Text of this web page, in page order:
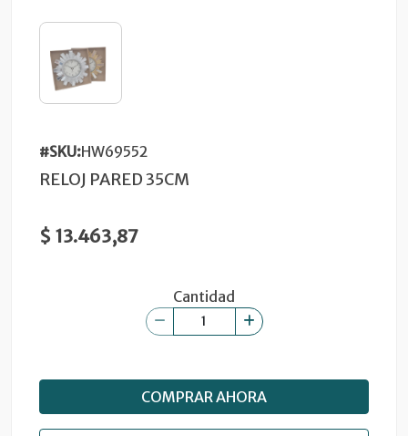
#SKU:HW69552
RELOJ PARED 35CM
$ 13.463,87
Cantidad
COMPRAR AHORA